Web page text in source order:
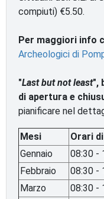
compiuti) €5.50.
Per maggiori info
Archeologici di
"Last but not least",
di apertura e
pianificare nel
Mesi
Orari
Gennaio
08:30 -
Febbraio
08:30 -
Marzo
08:30 -